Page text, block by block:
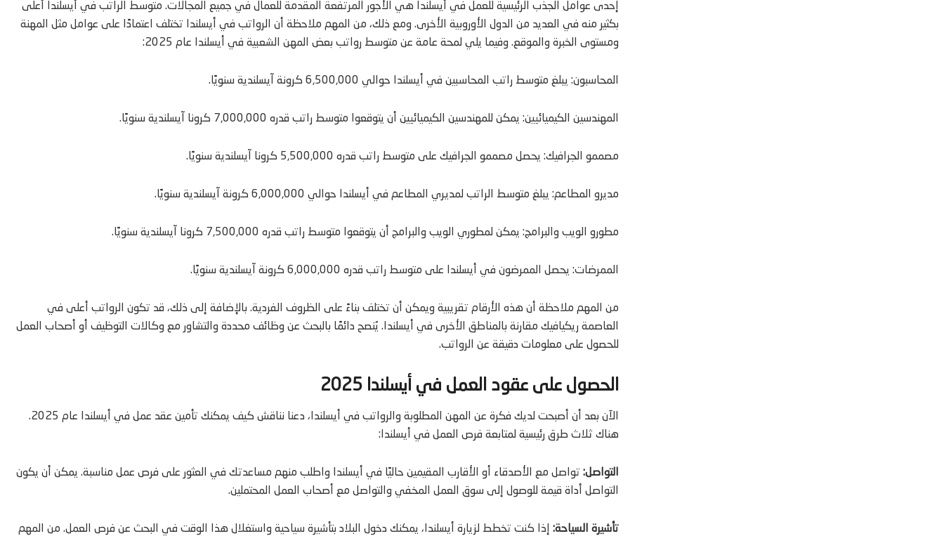
إحدى عوامل الجذب الرئيسية للعمل في أيسلندا هي الأجور المرتفعة المقدمة للعمال في جميع المجالات. متوسط ​​الراتب في أيسلندا أعلى
بكثير منه في العديد من الدول الأوروبية الأخرى. ومع ذلك، من المهم ملاحظة أن الرواتب في أيسلندا تختلف اعتمادًا على عوامل مثل المهنة
ومستوى الخبرة والموقع. وفيما يلي لمحة عامة عن متوسط ​​رواتب بعض المهن الشعبية في أيسلندا عام 2025:
المحاسبون: يبلغ متوسط ​​راتب المحاسبين في أيسلندا حوالي 6,500,000 كرونة آيسلندية سنويًا.
المهندسين الكيميائيين: يمكن للمهندسين الكيميائيين أن يتوقعوا متوسط ​​راتب قدره 7,000,000 كرونا آيسلندية سنويًا.
مصممو الجرافيك: يحصل مصممو الجرافيك على متوسط ​​راتب قدره 5,500,000 كرونا آيسلندية سنويًا.
مديرو المطاعم: يبلغ متوسط ​​الراتب لمديري المطاعم في أيسلندا حوالي 6,000,000 كرونة آيسلندية سنويًا.
مطورو الويب والبرامج: يمكن لمطوري الويب والبرامج أن يتوقعوا متوسط ​​راتب قدره 7,500,000 كرونا آيسلندية سنويًا.
الممرضات: يحصل الممرضون في أيسلندا على متوسط ​​راتب قدره 6,000,000 كرونة آيسلندية سنويًا.
من المهم ملاحظة أن هذه الأرقام تقريبية ويمكن أن تختلف بناءً على الظروف الفردية. بالإضافة إلى ذلك، قد تكون الرواتب أعلى في
العاصمة ريكيافيك مقارنة بالمناطق الأخرى في أيسلندا. يُنصح دائمًا بالبحث عن وظائف محددة والتشاور مع وكالات التوظيف أو أصحاب العمل
للحصول على معلومات دقيقة عن الرواتب.
الحصول على عقود العمل في أيسلندا 2025
الآن بعد أن أصبحت لديك فكرة عن المهن المطلوبة والرواتب في أيسلندا، دعنا نناقش كيف يمكنك تأمين عقد عمل في أيسلندا عام 2025.
هناك ثلاث طرق رئيسية لمتابعة فرص العمل في أيسلندا:
التواصل: تواصل مع الأصدقاء أو الأقارب المقيمين حاليًا في أيسلندا واطلب منهم مساعدتك في العثور على فرص عمل مناسبة. يمكن أن يكون
التواصل أداة قيمة للوصول إلى سوق العمل المخفي والتواصل مع أصحاب العمل المحتملين.
تأشيرة السياحة: إذا كنت تخطط لزيارة أيسلندا، يمكنك دخول البلاد بتأشيرة سياحية واستغلال هذا الوقت في البحث عن فرص العمل. من المهم